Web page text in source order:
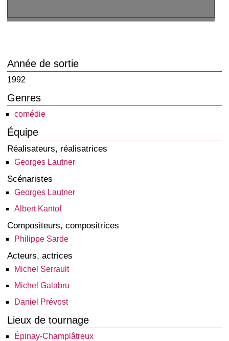
Année de sortie
1992
Genres
comédie
Équipe
Réalisateurs, réalisatrices
Georges Lautner
Scénaristes
Georges Lautner
Albert Kantof
Compositeurs, compositrices
Philippe Sarde
Acteurs, actrices
Michel Serrault
Michel Galabru
Daniel Prévost
Lieux de tournage
Épinay-Champlâtreux